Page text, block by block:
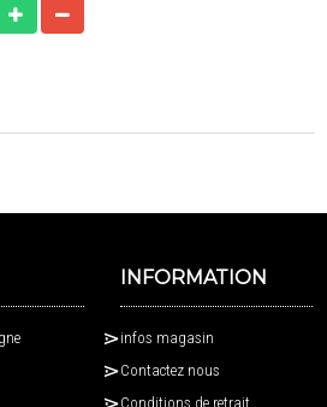
INFORMATION
infos magasin
Contactez nous
Conditions de retrait